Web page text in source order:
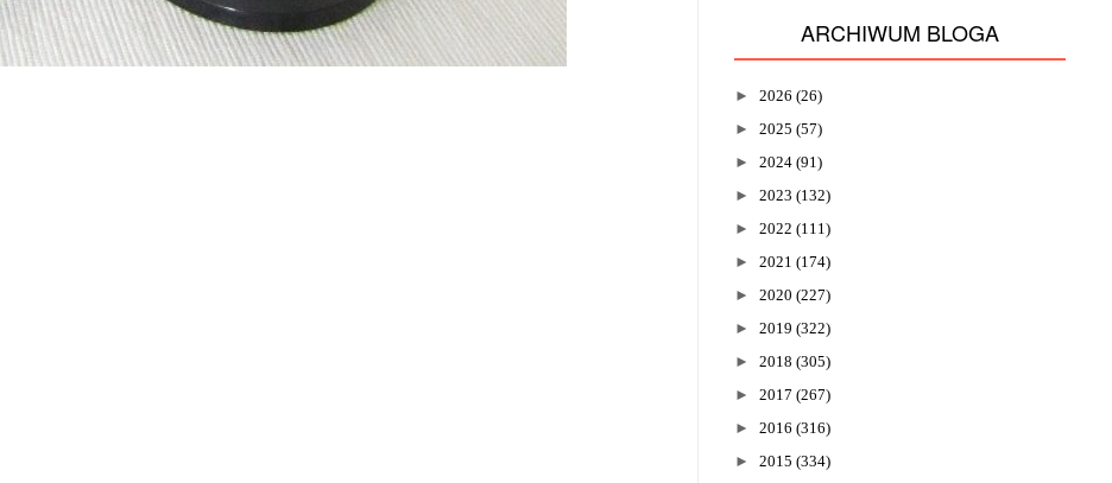
ARCHIWUM BLOGA
► 2026 (26)
► 2025 (57)
► 2024 (91)
► 2023 (132)
► 2022 (111)
► 2021 (174)
► 2020 (227)
► 2019 (322)
► 2018 (305)
► 2017 (267)
► 2016 (316)
► 2015 (334)